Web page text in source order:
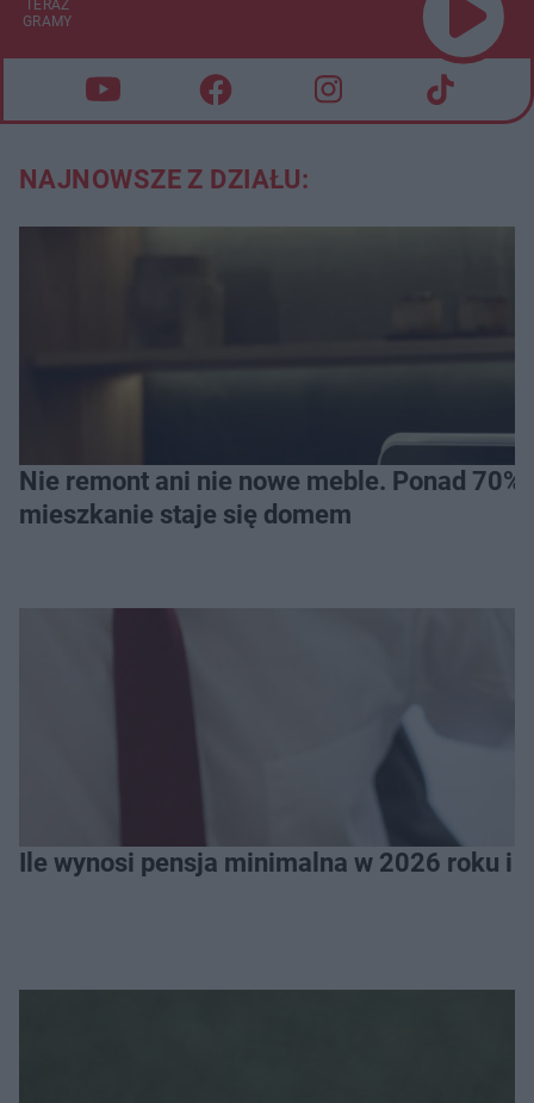
TERAZ
GRAMY
NAJNOWSZE Z DZIAŁU:
Nie remont ani nie nowe meble. Ponad
mieszkanie staje się domem
Ile wynosi pensja minimalna w 2026 roku i